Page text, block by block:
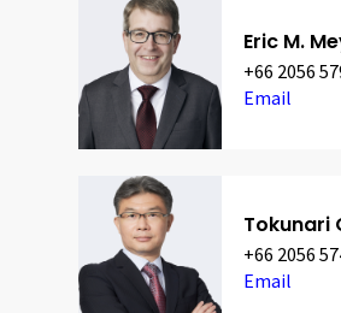
Eric M.
+66 2056
Email
Tokunari
+66 2056
Email